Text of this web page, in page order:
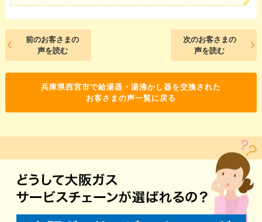
前のお客さまの
声を読む
次のお客さまの
声を読む
兵庫県西宮市で給湯器・湯沸かし器を交換された
お客さまの声一覧に戻る